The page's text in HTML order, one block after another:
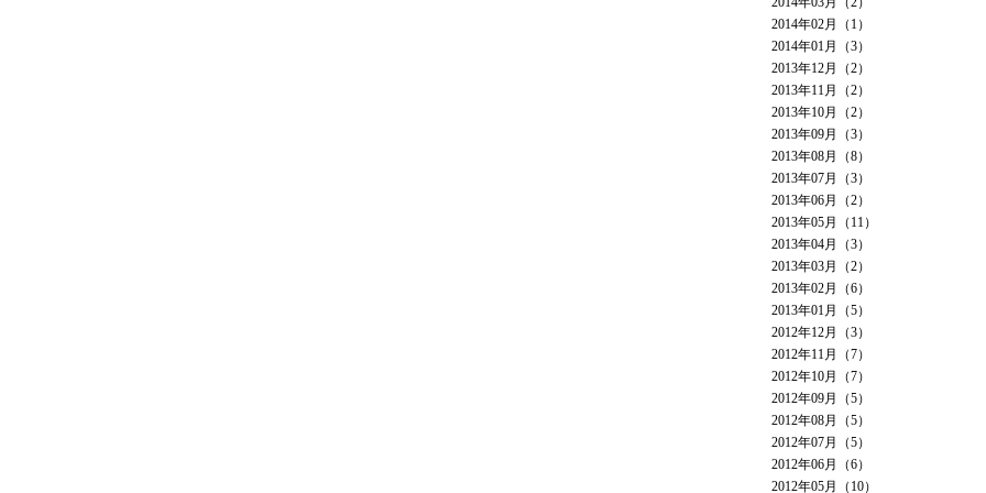
2014年02月（1）
2014年01月（3）
2013年12月（2）
2013年11月（2）
2013年10月（2）
2013年09月（3）
2013年08月（8）
2013年07月（3）
2013年06月（2）
2013年05月（11）
2013年04月（3）
2013年03月（2）
2013年02月（6）
2013年01月（5）
2012年12月（3）
2012年11月（7）
2012年10月（7）
2012年09月（5）
2012年08月（5）
2012年07月（5）
2012年06月（6）
2012年05月（10）